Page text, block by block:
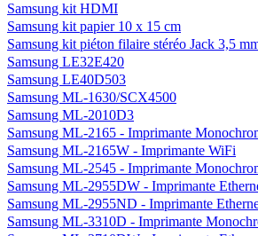
Samsung kit HDMI
Samsung kit papier 10 x 15 cm
Samsung kit piéton filaire stéréo Jack 3,5
Samsung LE32E420
Samsung LE40D503
Samsung ML-1630/SCX4500
Samsung ML-2010D3
Samsung ML-2165 - Imprimante
Samsung ML-2165W - Imprimante WiFi
Samsung ML-2545 - Imprimante
Samsung ML-2955DW - Imprimante
Samsung ML-2955ND - Imprimante
Samsung ML-3310D - Imprimante